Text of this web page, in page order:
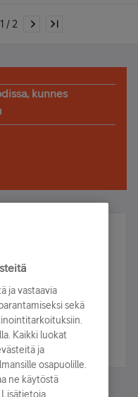
/ 2
kunnes
voita!
arvonnassa.
ja vastaavia
sekä
Kaikki luokat
ja
osapuolille.
ne käytöstä
Lisätietoja